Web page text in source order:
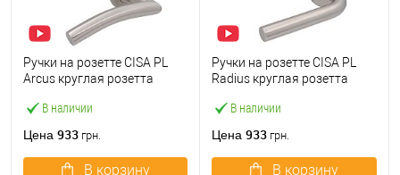
В наличии
Ручки на розетте CISA PL
Arcus круглая розетта
сталь
Цена 933 грн.
В корзину
В наличии
Ручки на розетте CISA PL
Radius круглая розетта
сталь
Цена 933 грн.
В корзину